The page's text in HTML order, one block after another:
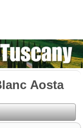
Aosta